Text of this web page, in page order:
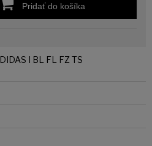
Pridať do košíka
I BL FL FZ TS